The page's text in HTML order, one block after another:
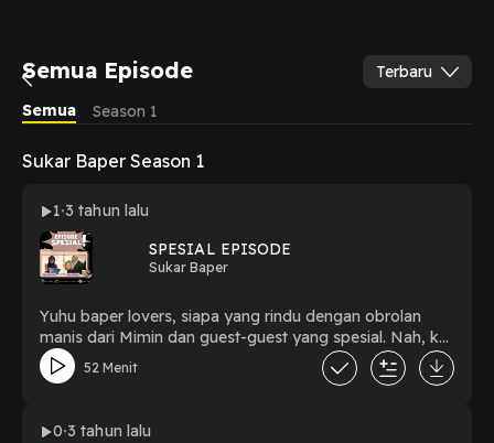
Semua Episode
Terbaru
Semua
Season 1
Sukar Baper Season 1
1 3 tahun lalu
SPESIAL EPISODE
Sukar Baper
Yuhu baper lovers, siapa yang rindu dengan obrolan
manis dari Mimin dan guest-guest yang spesial. Nah, kali
ini Mimin hadir dengan guest yang luar biasa keren,
Cindy Andika Fiona. Selamat mendengarkan!
52 Menit
0 3 tahun lalu